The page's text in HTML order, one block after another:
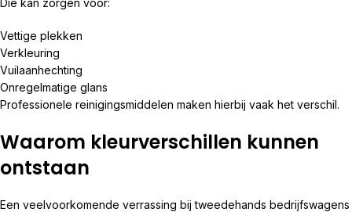
Die kan zorgen voor:
Vettige plekken
Verkleuring
Vuilaanhechting
Onregelmatige glans
Professionele reinigingsmiddelen maken hierbij vaak het verschil.
Waarom kleurverschillen kunnen
ontstaan
Een veelvoorkomende verrassing bij tweedehands bedrijfswagens